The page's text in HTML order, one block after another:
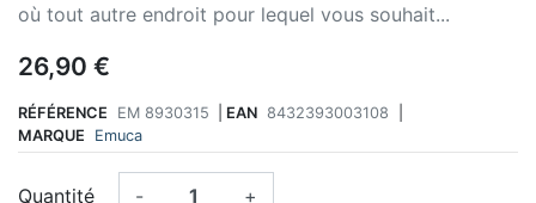
où tout autre endroit pour lequel vous souhait...
26,90 €
RÉFÉRENCE EM 8930315 EAN 8432393003108
MARQUE
Emuca
Quantité - +